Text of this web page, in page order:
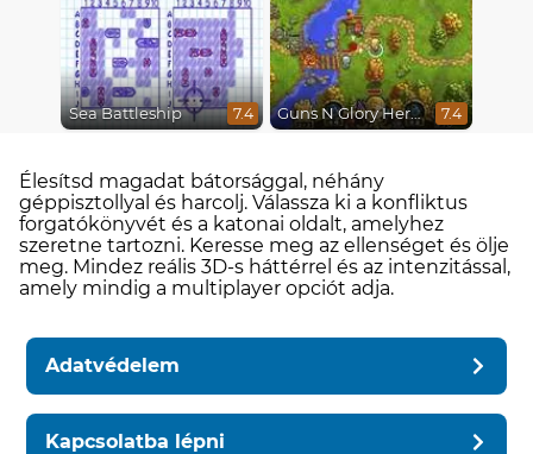
Sea Battleship 7.4 Guns N Glory Heroes 7.4
Élesítsd magadat bátorsággal, néhány
géppisztollyal és harcolj. Válassza ki a konfliktus
forgatókönyvét és a katonai oldalt, amelyhez
szeretne tartozni. Keresse meg az ellenséget és ölje
meg. Mindez reális 3D-s háttérrel és az intenzitással,
amely mindig a multiplayer opciót adja.
Adatvédelem
Kapcsolatba lépni